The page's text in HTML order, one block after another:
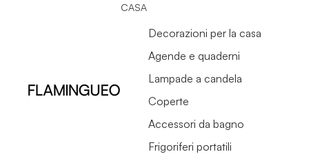
CASA
Decorazioni per la casa
Agende e quaderni
Lampade a candela
Coperte
Accessori da bagno
Frigoriferi portatili